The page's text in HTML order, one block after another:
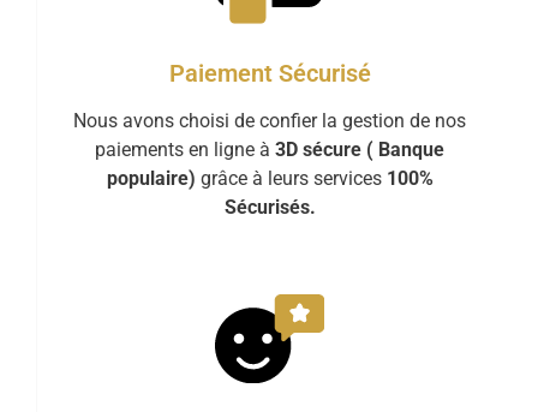
Paiement Sécurisé
Nous avons choisi de confier la gestion de nos
paiements en ligne à 3D sécure ( Banque
populaire) grâce à leurs services 100%
Sécurisés.